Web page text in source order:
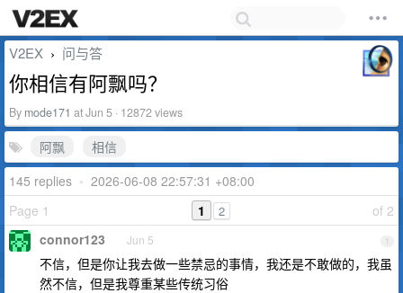
V2EX › 问与答
你相信有阿飘吗？
By mode171 at Jun 5 · 12872 views
阿飘
相信
145 replies • 2026-06-08 22:57:31 +08:00
Page 1
of 2
1 2
1
connor123 Jun 5
不信，但是你让我去做一些禁忌的事情，我还是不敢做的，我虽
然不信，但是我尊重某些传统习俗